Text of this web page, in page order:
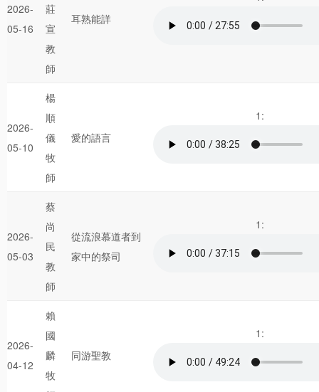
2026-
05-16
莊
宣
教
師
耳熟能詳
2026-
05-10
楊
順
儀
牧
師
愛的語言
1:
2026-
05-03
蔡
尚
民
教
師
從流浪慕道者到
家中的祭司
1:
2026-
04-12
賴
國
麟
牧
同游聖教
1: